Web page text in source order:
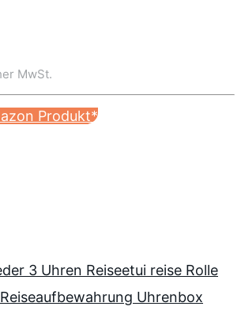
MwSt.
Produkt*
3 Uhren Reiseetui reise Rolle
Uhrenbox